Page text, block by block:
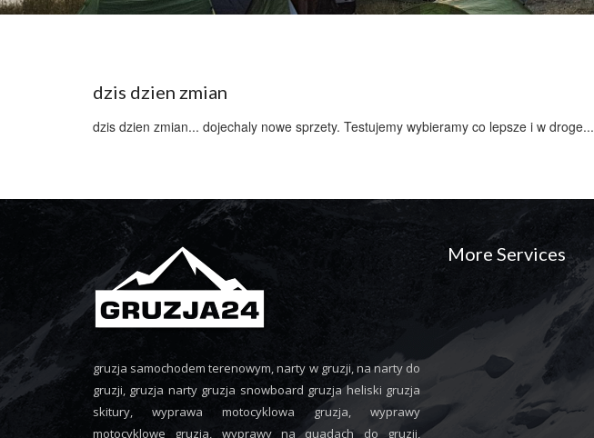
dzis dzien zmian
dzis dzien zmian... dojechaly nowe sprzety. Testujemy wybieramy co lepsze i w droge...
gruzja samochodem terenowym, narty w gruzji, na narty do
gruzji, gruzja narty gruzja snowboard gruzja heliski gruzja
skitury, wyprawa motocyklowa gruzja, wyprawy
motocyklowe gruzja, wyprawy na quadach do gruzji,
More Services